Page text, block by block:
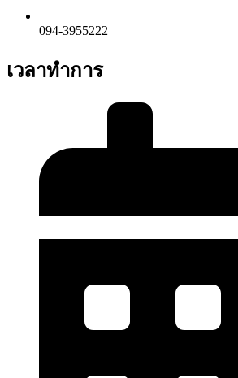
094-3955222
เวลาทำการ